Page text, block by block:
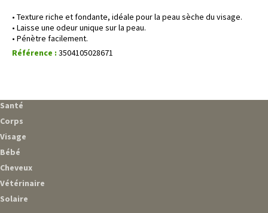
• Texture riche et fondante, idéale pour la peau sèche du visage.
• Laisse une odeur unique sur la peau.
• Pénètre facilement.
Référence : 3504105028671
Santé
Corps
Visage
Bébé
Cheveux
Vétérinaire
Solaire